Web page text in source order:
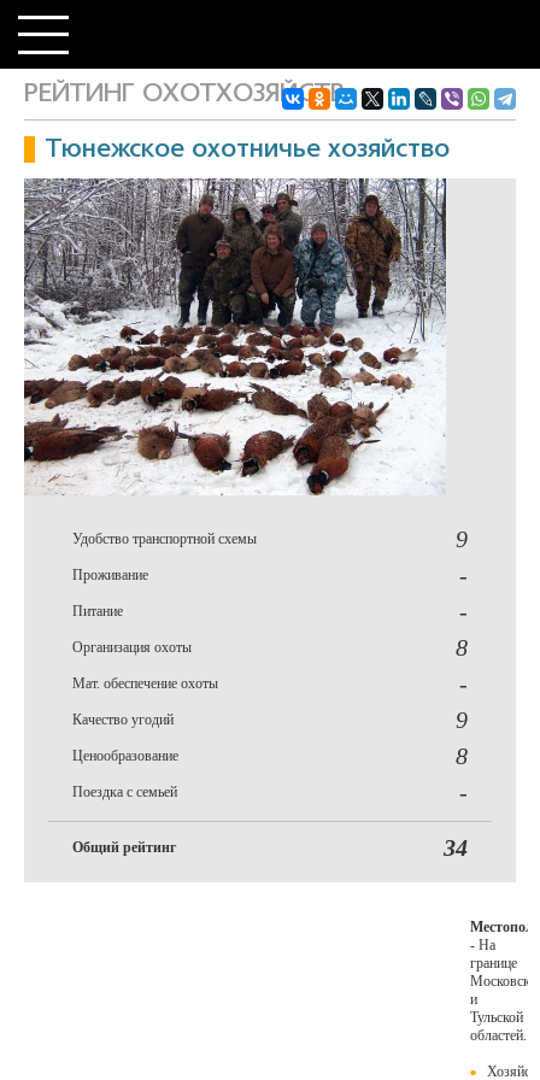
РЕЙТИНГ ОХОТХОЗЯЙСТВ
Тюнежское охотничье хозяйство
Удобство транспортной схемы 9
Проживание -
Питание -
Организация охоты 8
Мат. обеспечение охоты -
Качество угодий 9
Ценообразование 8
Поездка с семьей -
Общий рейтинг 34
- На
границе
и
Тульской
областей.